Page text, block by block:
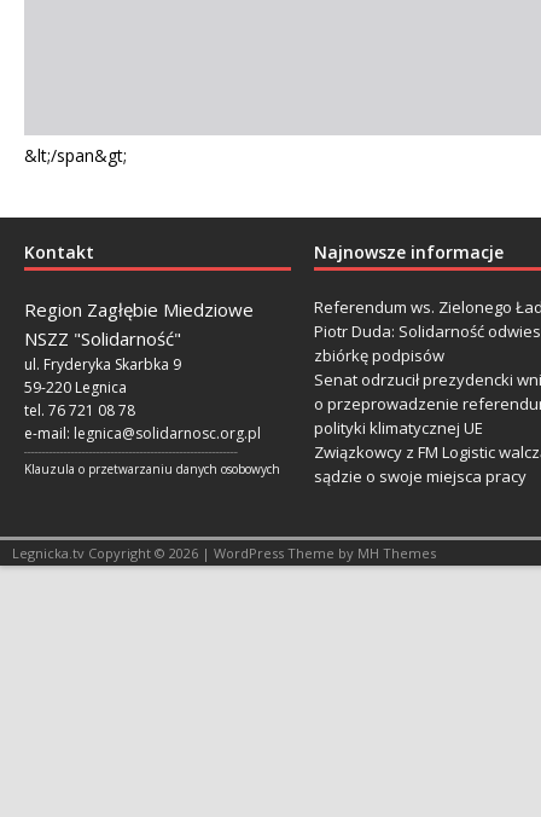
&lt;/span&gt;
Kontakt
Region Zagłębie Miedziowe
NSZZ "Solidarność"
ul. Fryderyka Skarbka 9
59-220 Legnica
tel. 76 721 08 78
e-mail: legnica@solidarnosc.org.pl
Klauzula o przetwarzaniu danych osobowych
Najnowsze informacje
Referendum ws. Zielonego
Piotr Duda: Solidarność
zbiórkę podpisów
Senat odrzucił prezydencki
o przeprowadzenie
polityki klimatycznej UE
Związkowcy z FM Logistic
sądzie o swoje miejsca pracy
Legnicka.tv Copyright © 2026 | WordPress Theme by MH Themes